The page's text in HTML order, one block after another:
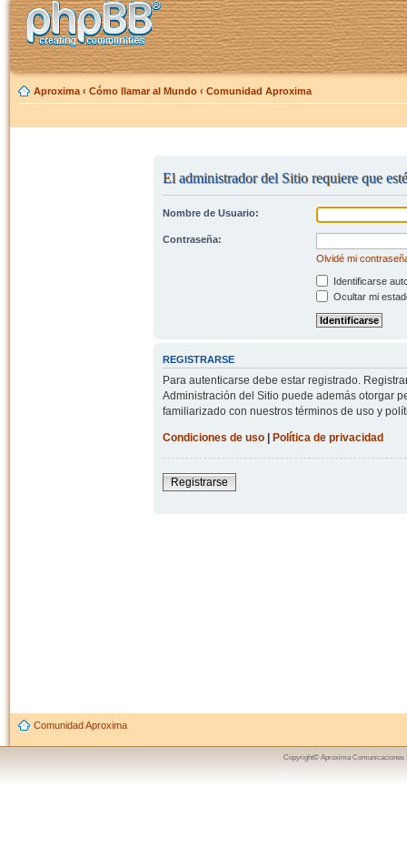
Aproxima ‹ Cómo llamar al Mundo ‹ Comunidad Aproxima
El administrador del Sitio requiere que
Nombre de Usuario:
Contraseña:
Olvidé mi
Identificarse
Ocultar mi
REGISTRARSE
Para autenticarse debe estar registrado.
Administración del Sitio puede además otorgar
familiarizado con nuestros términos de uso y
Condiciones de uso| Política de privacidad
Registrarse
Comunidad Aproxima
Copyright© Aproxima Comunicaciones